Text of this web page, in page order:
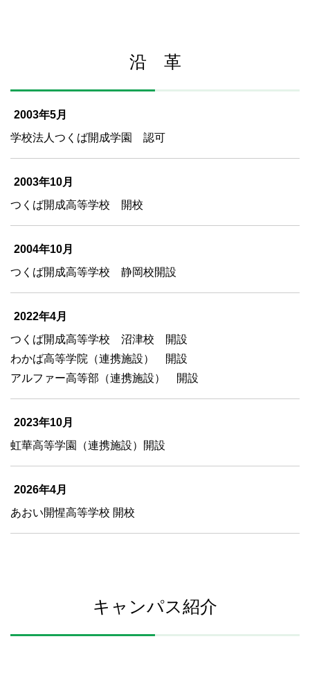
沿 革
2003年5月
学校法人つくば開成学園 認可
2003年10月
つくば開成高等学校 開校
2004年10月
つくば開成高等学校 静岡校開設
2022年4月
つくば開成高等学校 沼津校 開設
わかば高等学院（連携施設） 開設
アルファー高等部（連携施設） 開設
2023年10月
虹華高等学園（連携施設）開設
2026年4月
あおい開惺高等学校 開校
キャンパス紹介